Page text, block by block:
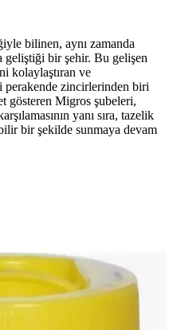
bilinen, aynı zamanda
geliştiği bir şehir. Bu gelişen
kolaylaştıran ve
perakende zincirlerinden biri
gösteren Migros şubeleri,
yanı sıra, tazelik
bir şekilde sunmaya devam
Zeytincilik’in el yapımı
hazırlanmış, lezzet ve